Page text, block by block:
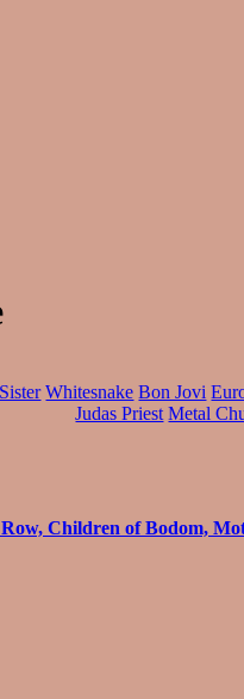
Whitesnake Bon Jovi
Judas Priest Metal
Children of Bodom,